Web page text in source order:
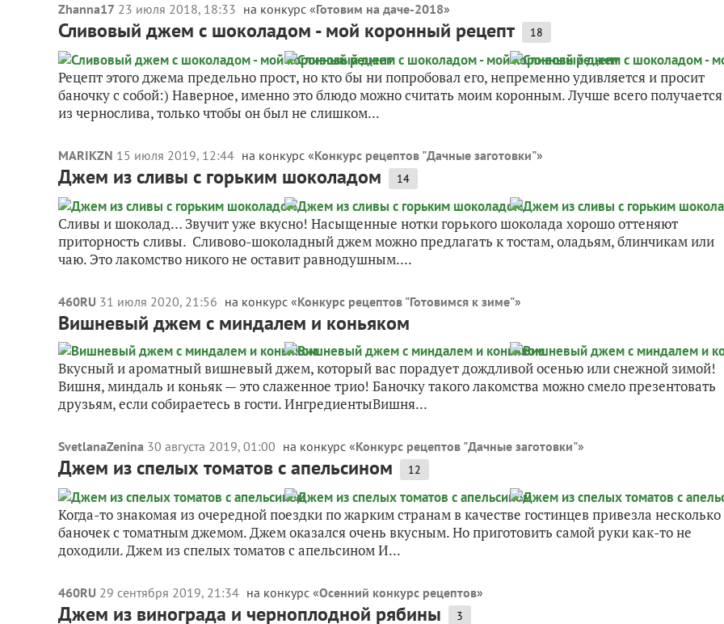
Zhanna17 23 июля 2018, 18:33 на конкурс «Готовим на даче-2018»
Сливовый джем с шоколадом - мой коронный рецепт 18
Рецепт этого джема предельно прост, но кто бы ни попробовал его, непременно удивляется и просит
баночку с собой:) Наверное, именно это блюдо можно считать моим коронным. Лучше всего получается
из чернослива, только чтобы он был не слишком...
MARIKZN 15 июля 2019, 12:44 на конкурс «Конкурс рецептов "Дачные заготовки"»
Джем из сливы с горьким шоколадом 14
Сливы и шоколад… Звучит уже вкусно! Насыщенные нотки горького шоколада хорошо оттеняют
приторность сливы. Сливово-шоколадный джем можно предлагать к тостам, оладьям, блинчикам или
чаю. Это лакомство никого не оставит равнодушным....
460RU 31 июля 2020, 21:56 на конкурс «Конкурс рецептов "Готовимся к зиме"»
Вишневый джем с миндалем и коньяком
Вкусный и ароматный вишневый джем, который вас порадует дождливой осенью или снежной зимой!
Вишня, миндаль и коньяк — это слаженное трио! Баночку такого лакомства можно смело презентовать
друзьям, если собираетесь в гости. ИнгредиентыВишня...
SvetlanaZenina 30 августа 2019, 01:00 на конкурс «Конкурс рецептов "Дачные заготовки"»
Джем из спелых томатов с апельсином 12
Когда-то знакомая из очередной поездки по жарким странам в качестве гостинцев привезла несколько
баночек с томатным джемом. Джем оказался очень вкусным. Но приготовить самой руки как-то не
доходили. Джем из спелых томатов с апельсином И...
460RU 29 сентября 2019, 21:34 на конкурс «Осенний конкурс рецептов»
Джем из винограда и черноплодной рябины 3